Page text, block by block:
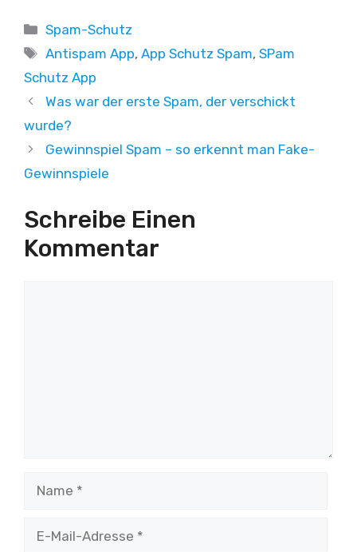
Kategorien
Spam-Schutz
Schlagwörter
Antispam App,App Schutz Spam,SPam
Schutz App
Was war der erste Spam, der verschickt
wurde?
Gewinnspiel Spam – so erkennt man Fake-
Gewinnspiele
Schreibe Einen
Kommentar